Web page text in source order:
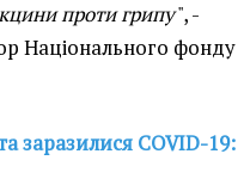
проти грипу", -
Національного фонду
заразилися COVID-19: